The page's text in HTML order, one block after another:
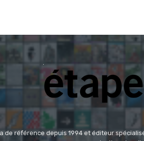
de référence depuis 1994 et éditeur